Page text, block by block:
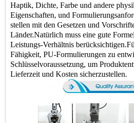
Haptik, Dichte, Farbe und andere
Eigenschaften, und
stellen mit den Gesetzen und
Länder.Natürlich muss eine gute
Leistungs-Verhältnis
Fähigkeit, PU-Formulierungen zu
Schlüsselvoraussetzung, um
Lieferzeit und Kosten sicherzustellen.